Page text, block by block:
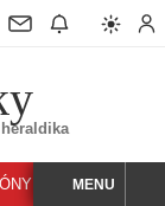
heraldika
KORZÁR
HĽADAJMENU